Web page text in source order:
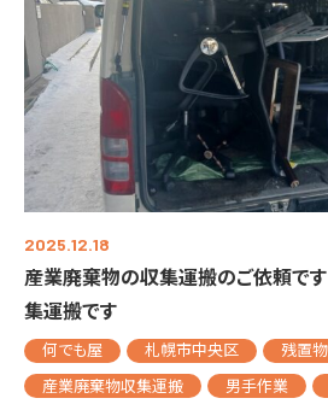
2025.12.18
産業廃棄物の収集運搬のご依頼で
集運搬です
何でも屋 札幌市中央区 残置
産業廃棄物収集運搬
男手作業